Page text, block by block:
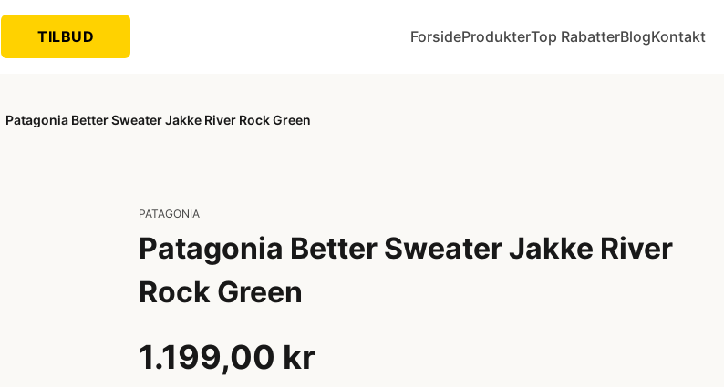
TILBUD ForsideProdukterTop RabatterBlogKontakt
Patagonia Better Sweater Jakke River Rock Green
PATAGONIA
Patagonia Better Sweater Jakke River
Rock Green
1.199,00 kr